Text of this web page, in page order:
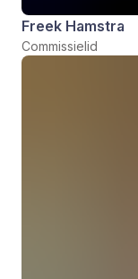
Freek Hamstra
Commissielid